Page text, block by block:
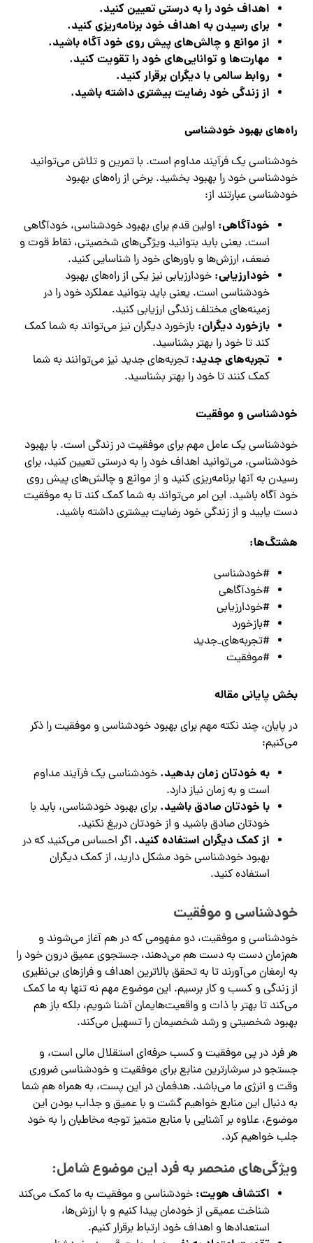
اهداف خود را به درستی تعیین کنید.
برای رسیدن به اهداف خود برنامه‌ریزی کنید.
از موانع و چالش‌های پیش روی خود آگاه باشید.
مهارت‌ها و توانایی‌های خود را تقویت کنید.
روابط سالمی با دیگران برقرار کنید.
از زندگی خود رضایت بیشتری داشته باشید.
راه‌های بهبود خودشناسی
خودشناسی یک فرآیند مداوم است. با تمرین و تلاش می‌توانید
خودشناسی خود را بهبود بخشید. برخی از راه‌های بهبود
خودشناسی عبارتند از:
خودآگاهی: اولین قدم برای بهبود خودشناسی، خودآگاهی
است. یعنی باید بتوانید ویژگی‌های شخصیتی، نقاط قوت و
ضعف، ارزش‌ها و باورهای خود را شناسایی کنید.
خودارزیابی: خودارزیابی نیز یکی از راه‌های بهبود
خودشناسی است. یعنی باید بتوانید عملکرد خود را در
زمینه‌های مختلف زندگی ارزیابی کنید.
بازخورد دیگران: بازخورد دیگران نیز می‌تواند به شما کمک
کند تا خود را بهتر بشناسید.
تجربه‌های جدید: تجربه‌های جدید نیز می‌توانند به شما
کمک کنند تا خود را بهتر بشناسید.
خودشناسی و موفقیت
خودشناسی یک عامل مهم برای موفقیت در زندگی است. با بهبود
خودشناسی، می‌توانید اهداف خود را به درستی تعیین کنید، برای
رسیدن به آنها برنامه‌ریزی کنید و از موانع و چالش‌های پیش روی
خود آگاه باشید. این امر می‌تواند به شما کمک کند تا به موفقیت
دست یابید و از زندگی خود رضایت بیشتری داشته باشید.
هشتگ‌ها:
#خودشناسی
#خودآگاهی
#خودارزیابی
#بازخورد
#تجربه‌های_جدید
#موفقیت
بخش پایانی مقاله
در پایان، چند نکته مهم برای بهبود خودشناسی و موفقیت را ذکر
می‌کنیم:
به خودتان زمان بدهید. خودشناسی یک فرآیند مداوم
است و به زمان نیاز دارد.
با خودتان صادق باشید. برای بهبود خودشناسی، باید با
خودتان صادق باشید و از خودتان دریغ نکنید.
از کمک دیگران استفاده کنید. اگر احساس می‌کنید که در
بهبود خودشناسی خود مشکل دارید، از کمک دیگران
استفاده کنید.
خودشناسی و موفقیت
خودشناسی و موفقیت، دو مفهومی که در هم آغاز می‌شوند و
هم‌زمان دست به دست هم می‌دهند، جستجوی عمیق درون خود را
به ارمغان می‌آورند تا به تحقق بالاترین اهداف و فرازهای بی‌نظیری
از زندگی و کسب و کار برسیم. این موضوع مهم نه تنها به ما کمک
می‌کند تا بهتر با ذات و واقعیت‌هایمان آشنا شویم، بلکه باز هم
بهبود شخصیتی و رشد شخصیمان را تسهیل می‌کند.
هر فرد در پی موفقیت و کسب حرفه‌ای استقلال مالی است، و
جستجو در سرشارترین منابع برای موفقیت و خودشناسی ضروری
وقت و انرژی ما می‌باشد. هدفمان در این پست، به همراه هم شما
به دنبال این منابع خواهیم گشت و با عمیق و جذاب بودن این
موضوع، علاوه بر آشنایی با منابع متمیز توجه مخاطبان را به خود
جلب خواهیم کرد.
ویژگی‌های منحصر به فرد این موضوع شامل:
اکتشاف هویت: خودشناسی و موفقیت به ما کمک می‌کند
شناخت عمیقی از خودمان پیدا کنیم و با ارزش‌ها،
استعدادها و اهداف خود ارتباط برقرار کنیم.